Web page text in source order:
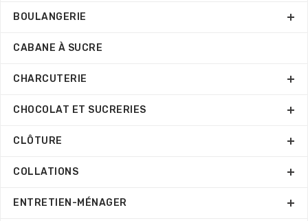
BOULANGERIE
CABANE À SUCRE
CHARCUTERIE
CHOCOLAT ET SUCRERIES
CLÔTURE
COLLATIONS
ENTRETIEN-MÉNAGER